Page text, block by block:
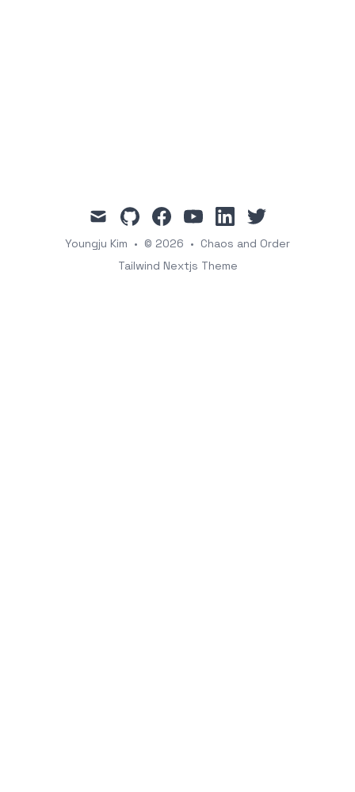
mail githubfacebookyoutubelinkedintwitter
Youngju Kim • © 2026 • Chaos and Order
Tailwind Nextjs Theme